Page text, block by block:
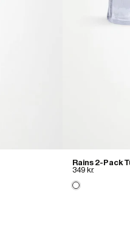
Rains 2-Pack
349 kr.